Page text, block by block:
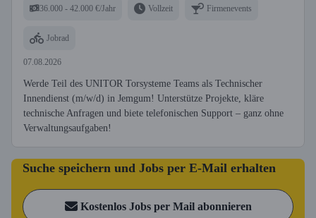
36.000 - 42.000 €/Jahr Vollzeit Firmenevents
Jobrad
07.08.2026
Werde Teil des UNITOR Torsysteme Teams als Technischer
Innendienst (m/w/d) in Jemgum! Unterstütze Projekte, kläre
technische Anfragen und biete telefonischen Support – ganz ohne
Verwaltungsaufgaben!
Suche speichern und Jobs per E-Mail erhalten
Kostenlos Jobs per Mail abonnieren